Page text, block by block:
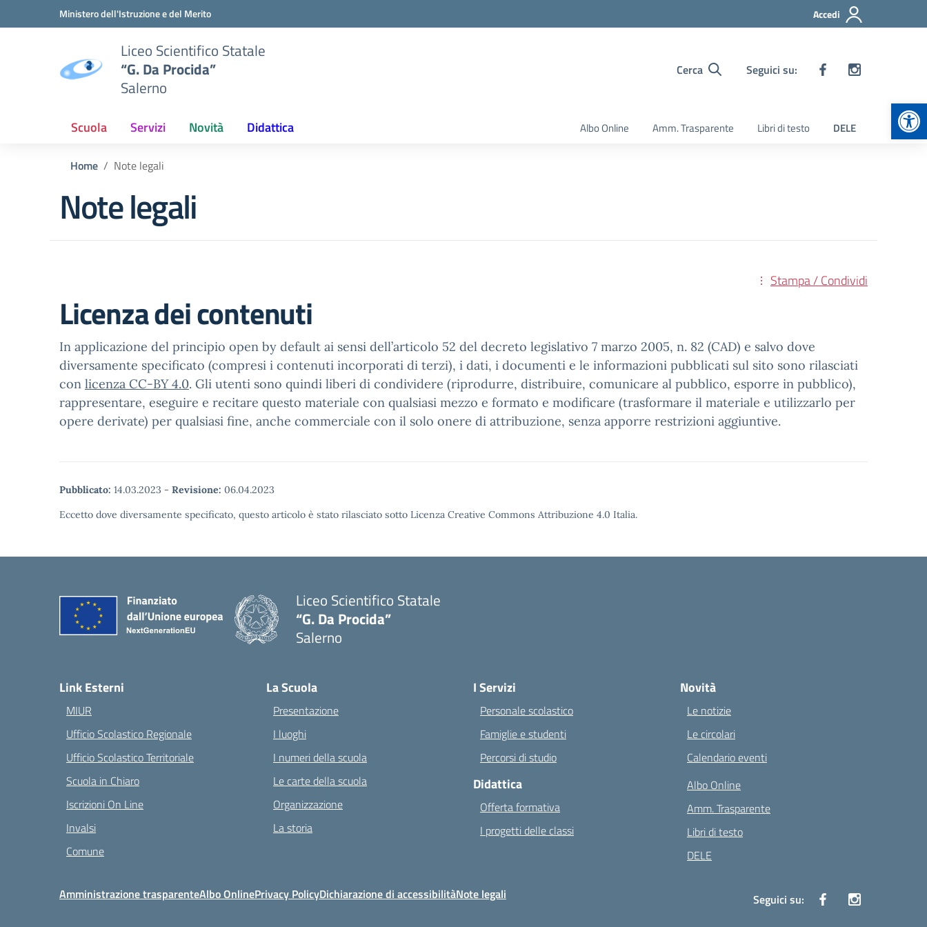
Vai ai contenuti
Vai al menu di navigazioneMinistero dell'Istruzione e del Merito Accedi
Liceo Scientifico Statale
“G. Da Procida”
Salerno
Cerca Seguici su:
Scuola Servizi Novità Didattica Albo Online Amm. Trasparente Libri di testo DELE
Home Note legali
Note legali
Stampa / Condividi
Licenza dei contenuti
In applicazione del principio open by default ai sensi dell’articolo 52 del decreto legislativo 7 marzo 2005, n. 82 (CAD) e salvo dove
diversamente specificato (compresi i contenuti incorporati di terzi), i dati, i documenti e le informazioni pubblicati sul sito sono rilasciati
con licenza CC-BY 4.0. Gli utenti sono quindi liberi di condividere (riprodurre, distribuire, comunicare al pubblico, esporre in pubblico),
rappresentare, eseguire e recitare questo materiale con qualsiasi mezzo e formato e modificare (trasformare il materiale e utilizzarlo per
opere derivate) per qualsiasi fine, anche commerciale con il solo onere di attribuzione, senza apporre restrizioni aggiuntive.
Pubblicato: 14.03.2023 - Revisione: 06.04.2023
Eccetto dove diversamente specificato, questo articolo è stato rilasciato sotto Licenza Creative Commons Attribuzione 4.0 Italia.
Liceo Scientifico Statale
“G. Da Procida”
Salerno
Link Esterni
MIUR
Ufficio Scolastico Regionale
Ufficio Scolastico Territoriale
Scuola in Chiaro
Iscrizioni On Line
Invalsi
Comune
La Scuola
Presentazione
I luoghi
I numeri della scuola
Le carte della scuola
Organizzazione
La storia
I Servizi
Personale scolastico
Famiglie e studenti
Percorsi di studio
Didattica
Offerta formativa
I progetti delle classi
Novità
Le notizie
Le circolari
Calendario eventi
Albo Online
Amm. Trasparente
Libri di testo
DELE
Amministrazione trasparenteAlbo OnlinePrivacy PolicyDichiarazione di accessibilitàNote legali Seguici su: